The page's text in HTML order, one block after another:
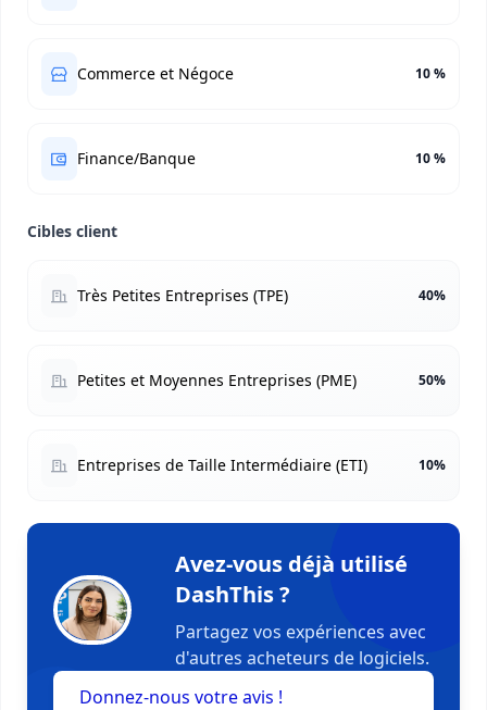
Commerce et Négoce 10 %
Finance/Banque 10 %
Cibles client
Très Petites Entreprises (TPE) 40%
Petites et Moyennes Entreprises (PME) 50%
Entreprises de Taille Intermédiaire (ETI) 10%
Avez-vous déjà utilisé
DashThis ?
Partagez vos expériences avec
d'autres acheteurs de logiciels.
Donnez-nous votre avis !